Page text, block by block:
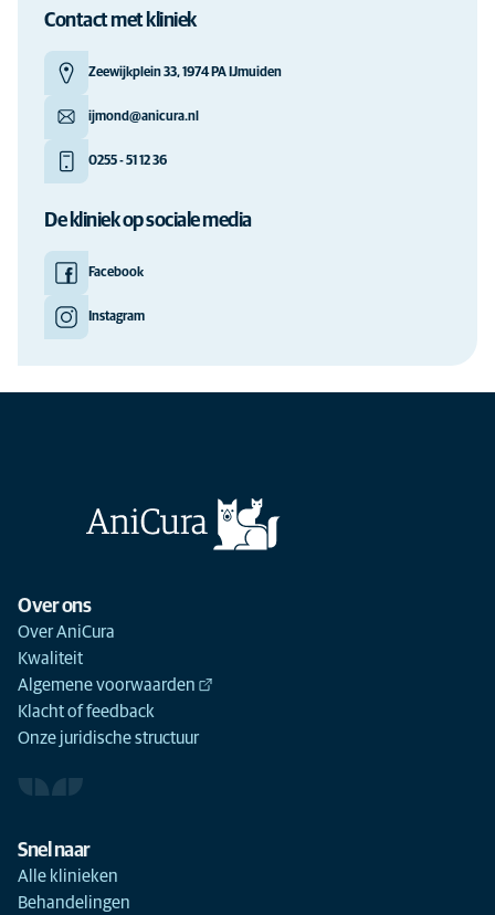
Contact met kliniek
Zeewijkplein 33, 1974 PA IJmuiden
ijmond@anicura.nl
0255 - 51 12 36
De kliniek op sociale media
Facebook
Instagram
Over ons
Over AniCura
Kwaliteit
Algemene voorwaarden
Klacht of feedback
Onze juridische structuur
Snel naar
Alle klinieken
Behandelingen